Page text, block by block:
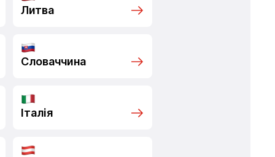
Литва
Словаччина
Італія